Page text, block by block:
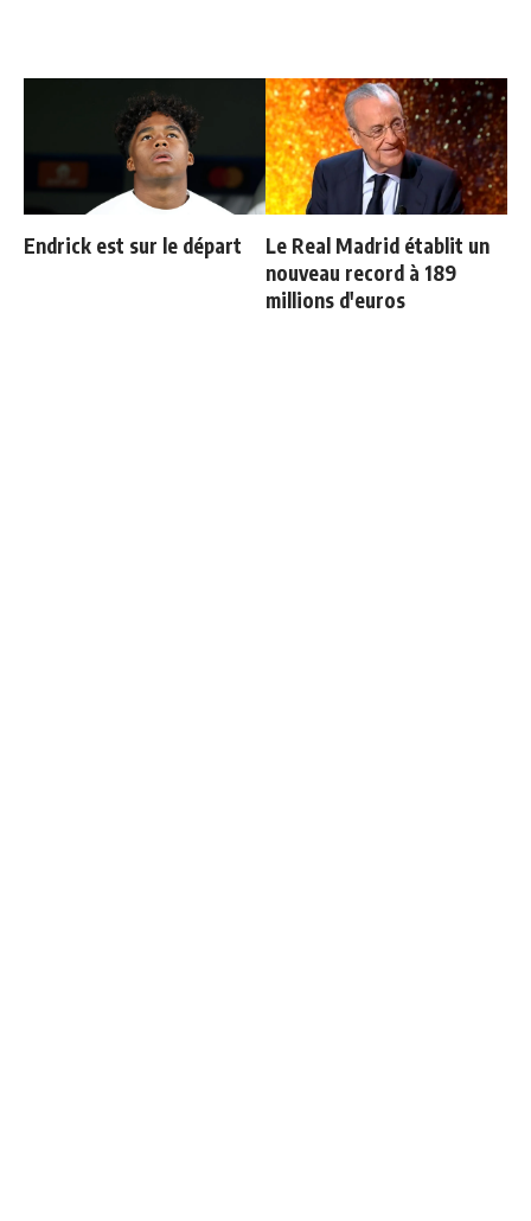
Endrick est sur le départ
Le Real Madrid établit un
nouveau record à 189
millions d'euros